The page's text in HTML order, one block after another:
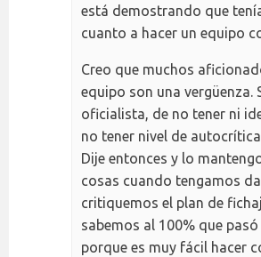
está demostrando que
cuanto a hacer un equipo
Creo que muchos
equipo son una vergüenza.
oficialista, de no tener ni
no tener nivel de
Dije entonces y lo
cosas cuando tengamos
critiquemos el plan de
sabemos al 100% que
porque es muy fácil hacer